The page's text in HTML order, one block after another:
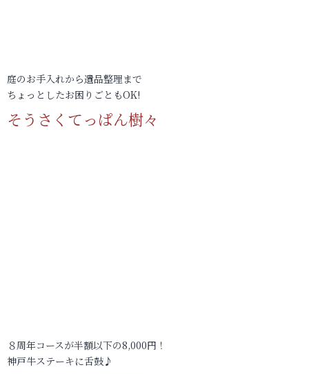
庭のお手入れから遺品整理まで
ちょっとしたお困りごともOK!
そうさくてっぱん樹々
８周年コースが半額以下の8,000円！
神戸牛ステーキに舌鼓♪